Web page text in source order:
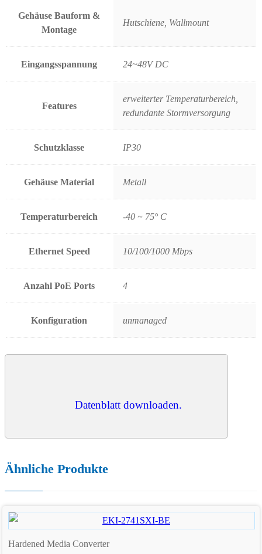
Gehäuse Bauform &
Montage
Hutschiene, Wallmount
Eingangsspannung 24~48V DC
Features
erweiterter Temperaturbereich,
redundante Stormversorgung
Schutzklasse IP30
Gehäuse Material Metall
Temperaturbereich -40 ~ 75° C
Ethernet Speed 10/100/1000 Mbps
Anzahl PoE Ports 4
Konfiguration unmanaged
Datenblatt downloaden.
Ähnliche Produkte
Hardened Media Converter